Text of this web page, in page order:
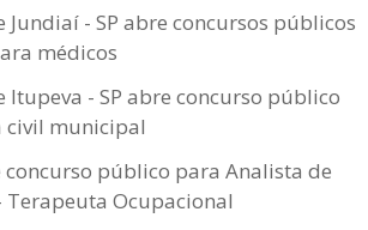
Jundiaí - SP abre concursos públicos
médicos
Itupeva - SP abre concurso público
civil municipal
concurso público para Analista de
Ocupacional